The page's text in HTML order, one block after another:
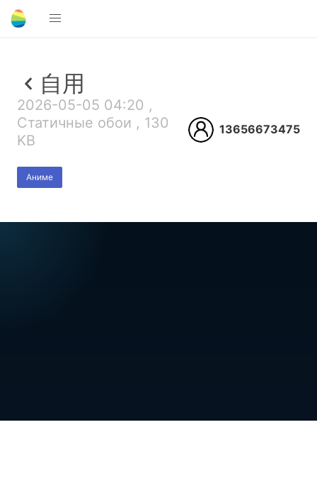
自用
2026-05-05 04:20 ,
Статичные обои , 130
KB
Аниме
13656673475